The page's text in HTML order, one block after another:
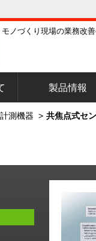
モノづくり現場の業務改
製品情報
計測機器 > 共焦点式セ